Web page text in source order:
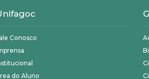
Conosco
do Aluno